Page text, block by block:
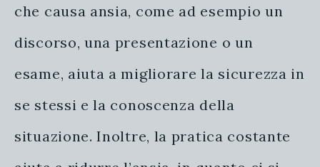
che causa ansia, come ad esempio un
discorso, una presentazione o un
esame, aiuta a migliorare la sicurezza in
se stessi e la conoscenza della
situazione. Inoltre, la pratica costante